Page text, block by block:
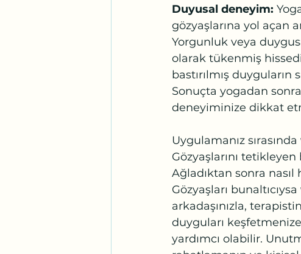
Duyusal deneyim:
gözyaşlarına yol açan
Yorgunluk veya
olarak tükenmiş
bastırılmış duyguların
Sonuçta yogadan
deneyiminize dikkat
Uygulamanız
Gözyaşlarını
Ağladıktan sonra nasıl
Gözyaşları
arkadaşınızla,
duyguları
yardımcı olabilir.